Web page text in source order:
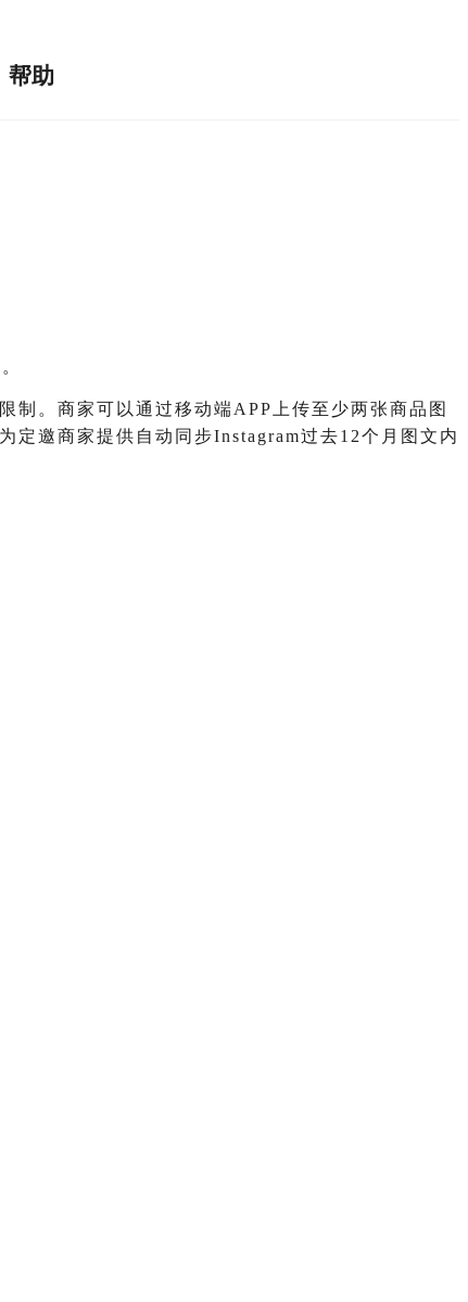
帮助
制。商家可以通过移动端APP上传至少两张商品图
定邀商家提供自动同步Instagram过去12个月图文内